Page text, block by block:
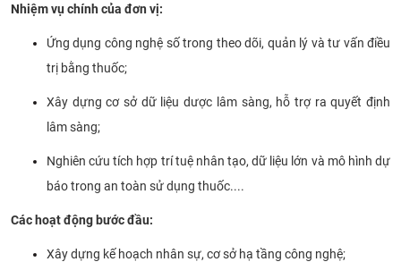
Nhiệm vụ chính của đơn vị:
Ứng dụng công nghệ số trong theo dõi, quản lý và tư vấn điều
trị bằng thuốc;
Xây dựng cơ sở dữ liệu dược lâm sàng, hỗ trợ ra quyết định
lâm sàng;
Nghiên cứu tích hợp trí tuệ nhân tạo, dữ liệu lớn và mô hình dự
báo trong an toàn sử dụng thuốc....
Các hoạt động bước đầu:
Xây dựng kế hoạch nhân sự, cơ sở hạ tầng công nghệ;